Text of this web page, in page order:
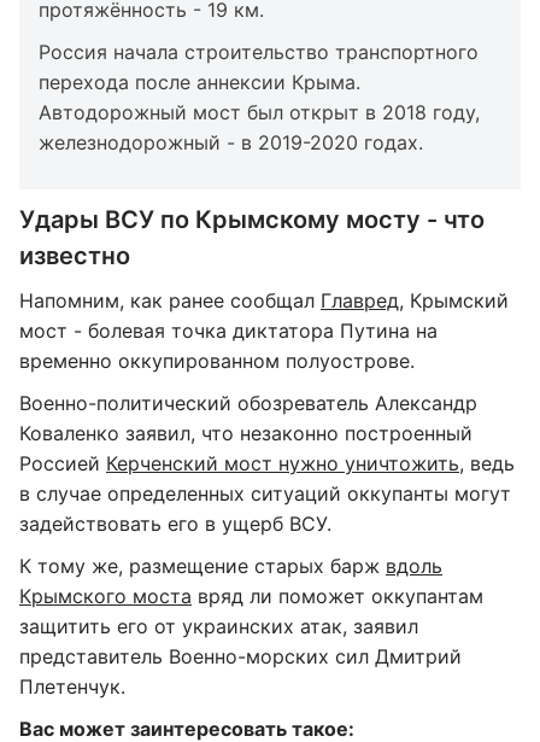
протяжённость - 19 км.
Россия начала строительство транспортного
перехода после аннексии Крыма.
Автодорожный мост был открыт в 2018 году,
железнодорожный - в 2019-2020 годах.
Удары ВСУ по Крымскому мосту - что
известно
Напомним, как ранее сообщал Главред, Крымский
мост - болевая точка диктатора Путина на
временно оккупированном полуострове.
Военно-политический обозреватель Александр
Коваленко заявил, что незаконно построенный
Россией Керченский мост нужно уничтожить, ведь
в случае определенных ситуаций оккупанты могут
задействовать его в ущерб ВСУ.
К тому же, размещение старых барж вдоль
Крымского моста вряд ли поможет оккупантам
защитить его от украинских атак, заявил
представитель Военно-морских сил Дмитрий
Плетенчук.
Вас может заинтересовать такое: